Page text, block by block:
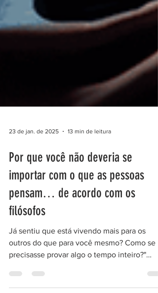
Por que você não deveria se
importar com o que as pessoas
pensam… de acordo com os
filósofos
Já sentiu que está vivendo mais para os
outros do que para você mesmo? Como se
precisasse provar algo o tempo inteiro?"